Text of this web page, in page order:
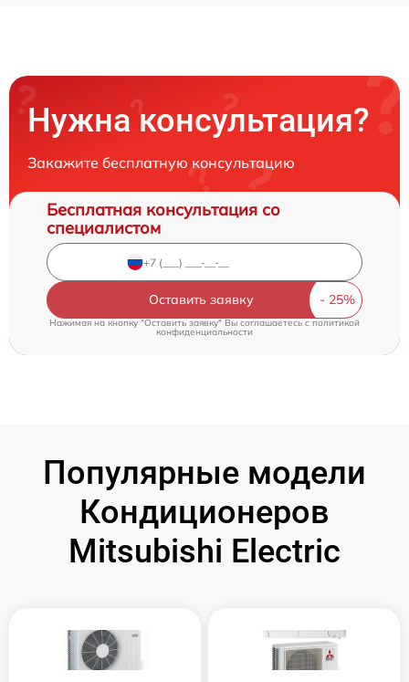
Нужна консультация?
Закажите бесплатную консультацию
Бесплатная консультация со
специалистом
Оставить заявку
Нажимая на кнопку "Оставить заявку" Вы соглашаетесь c политикой
конфиденциальности
Популярные модели
Кондиционеров
Mitsubishi Electric